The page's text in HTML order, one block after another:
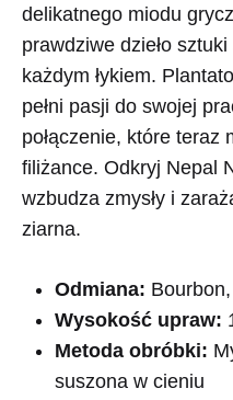
delikatnego miodu
prawdziwe dzieło
każdym łykiem.
pełni pasji do swojej
połączenie, które teraz
filiżance. Odkryj Nepal
wzbudza zmysły i
ziarna.
Odmiana:
Wysokość upraw:
Metoda obróbki:
suszona w cieniu